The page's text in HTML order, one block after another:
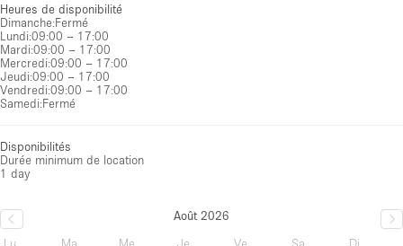
Heures de disponibilité
Dimanche:Fermé
Lundi:09:00 – 17:00
Mardi:09:00 – 17:00
Mercredi:09:00 – 17:00
Jeudi:09:00 – 17:00
Vendredi:09:00 – 17:00
Samedi:Fermé
Disponibilités
Durée minimum de location
1 day
Août 2026
Lu
Ma Me Je Ve Sa
Di